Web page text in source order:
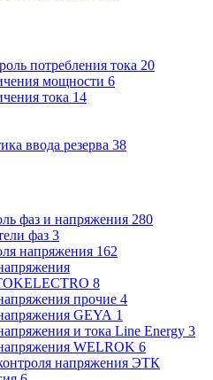
потребления тока 20
мощности 6
тока 14
ввода резерва 38
фаз и напряжения 280
фаз 3
напряжения 162
8
прочие 4
GEYA 1
и тока Line Energy 3
WELROK 6
напряжения ЭТК